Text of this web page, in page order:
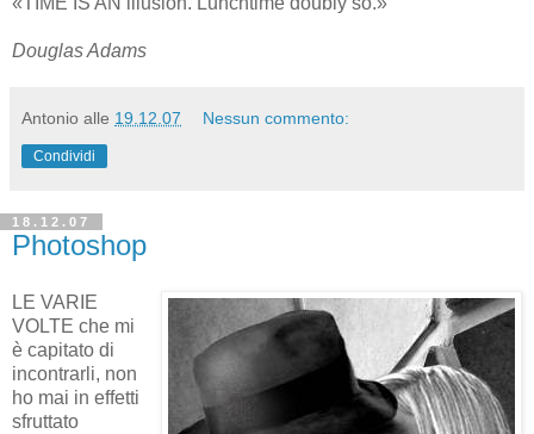
Douglas Adams
Antonio alle 19.12.07 Nessun commento:
Condividi
18.12.07
Photoshop
LE VARIE
VOLTE che mi
è capitato di
incontrarli, non
ho mai in effetti
sfruttato